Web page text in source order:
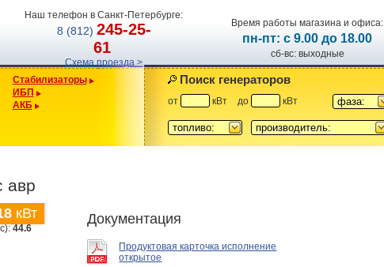
Наш телефон в Санкт-Петербурге:
8 (812) 245-25-
61
Схема проезда >
Время работы магазина и офиса:
пн-пт: с 9.00 до 18.00
сб-вс: выходные
Стабилизаторы
ИБП
АКБ
Поиск генераторов
от кВт до кВт фаза:
топливо: производитель:
авр
кВт
44.6
Документация
Продуктовая карточка исполнение
открытое